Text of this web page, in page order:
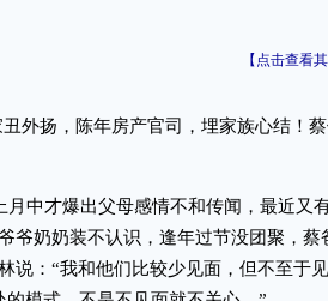
【点击查看
扬，陈年房产官司，埋家族心结！
中才爆出父母感情不和传闻，最近又
爷奶奶装不认识，逢年过节没团聚，蔡
说：“我和他们比较少见面，但不至于